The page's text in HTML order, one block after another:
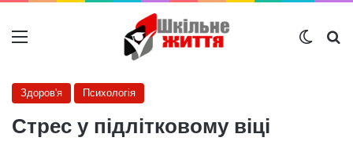
Меню
Здоров'я Психологія
Стрес у підлітковому віці